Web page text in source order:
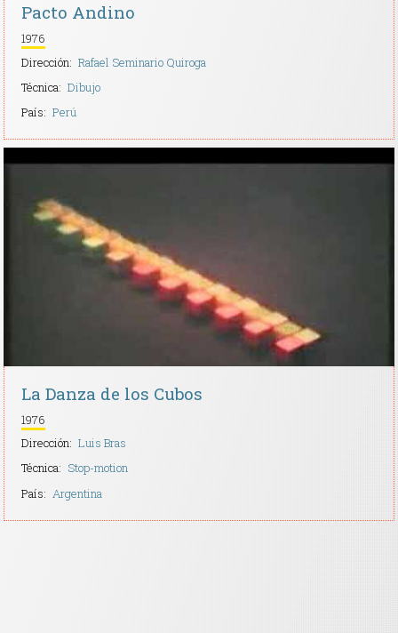
Pacto Andino
1976
Dirección: Rafael Seminario Quiroga
Técnica: Dibujo
País: Perú
La Danza de los Cubos
1976
Dirección: Luis Bras
Técnica: Stop-motion
País: Argentina